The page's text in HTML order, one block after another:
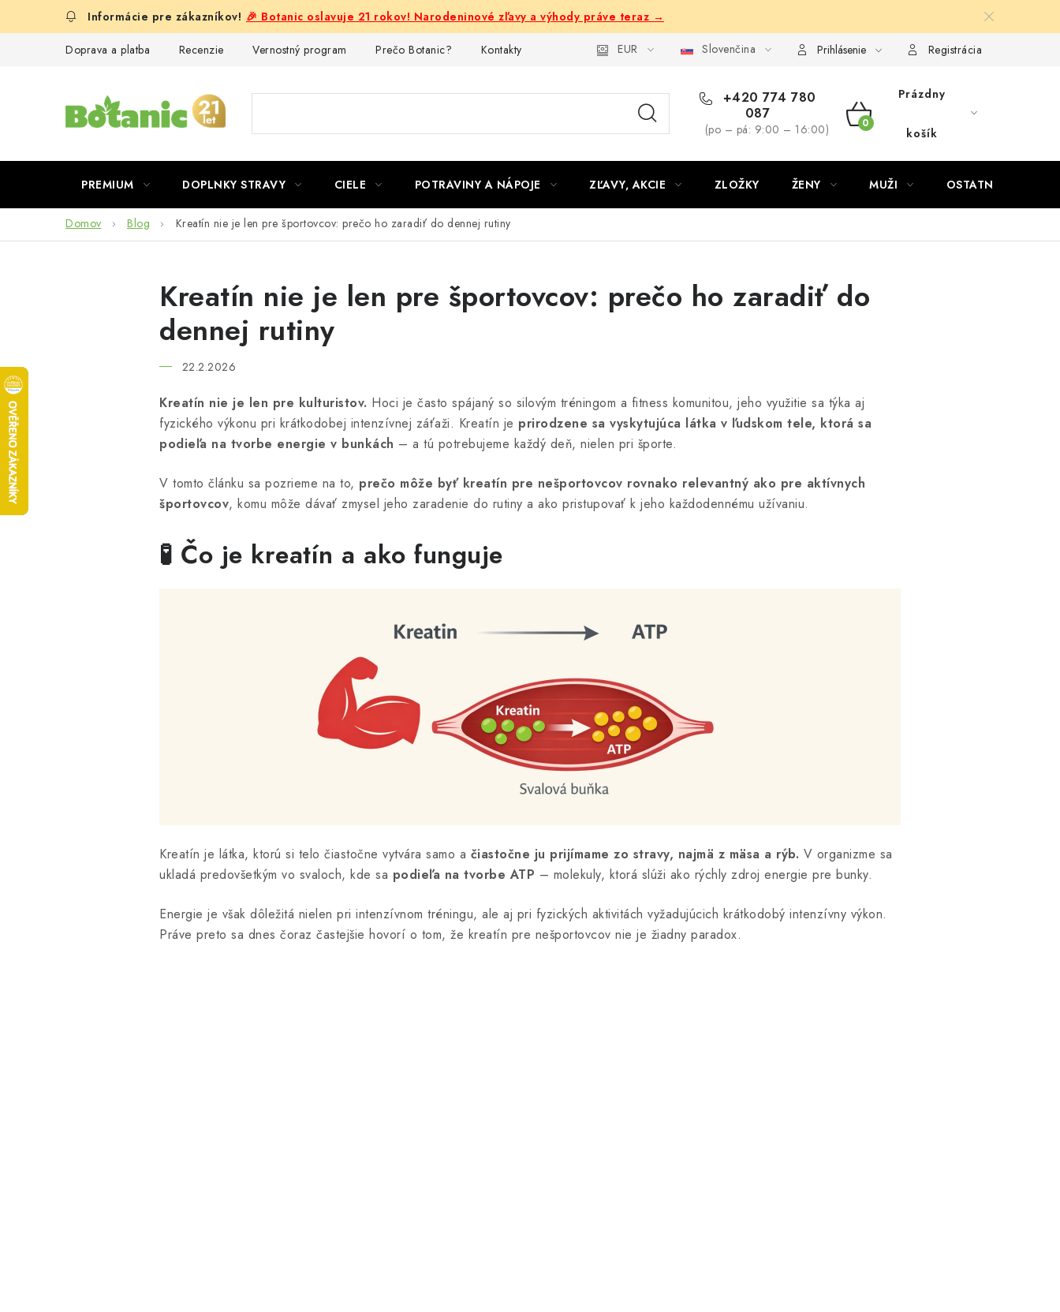
🎉 Botanic oslavuje 21 rokov! Narodeninové zľavy a výhody práve teraz →
Doprava a platba Recenzie Vernostný program Prečo Botanic? Kontakty EUR Slovenčina Prihlásenie Registrácia
+420 774 780
087
(po – pá: 9:00 – 16:00)
NÁKUPNÝ
Prázdny
košík
PREMIUM DOPLNKY STRAVY CIELE POTRAVINY A NÁPOJE ZĽAVY, AKCIE ZLOŽKY ŽENY MUŽI OSTATNÉ
Domov Blog Kreatín nie je len pre športovcov: prečo ho zaradiť do dennej rutiny
Kreatín nie je len pre športovcov: prečo ho zaradiť do
dennej rutiny
22.2.2026
Kreatín nie je len pre kulturistov. Hoci je často spájaný so silovým tréningom a fitness komunitou, jeho využitie sa týka aj
fyzického výkonu pri krátkodobej intenzívnej záťaži. Kreatín je prirodzene sa vyskytujúca látka v ľudskom tele, ktorá sa
podieľa na tvorbe energie v bunkách – a tú potrebujeme každý deň, nielen pri športe.
V tomto článku sa pozrieme na to, prečo môže byť kreatín pre nešportovcov rovnako relevantný ako pre aktívnych
športovcov, komu môže dávať zmysel jeho zaradenie do rutiny a ako pristupovať k jeho každodennému užívaniu.
🧪 Čo je kreatín a ako funguje
Kreatín je látka, ktorú si telo čiastočne vytvára samo a čiastočne ju prijímame zo stravy, najmä z mäsa a rýb. V organizme sa
ukladá predovšetkým vo svaloch, kde sa podieľa na tvorbe ATP – molekuly, ktorá slúži ako rýchly zdroj energie pre bunky.
Energie je však dôležitá nielen pri intenzívnom tréningu, ale aj pri fyzických aktivitách vyžadujúcich krátkodobý intenzívny výkon.
Práve preto sa dnes čoraz častejšie hovorí o tom, že kreatín pre nešportovcov nie je žiadny paradox.